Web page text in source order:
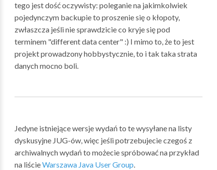
tego jest dość oczywisty: poleganie na jakimkolwiek
pojedynczym backupie to proszenie się o kłopoty,
zwłaszcza jeśli nie sprawdzicie co kryje się pod
terminem "different data center" :) I mimo to, że to jest
projekt prowadzony hobbystycznie, to i tak taka strata
danych mocno boli.
Jedyne istniejące wersje wydań to te wysyłane na listy
dyskusyjne JUG-ów, więc jeśli potrzebujecie czegoś z
archiwalnych wydań to możecie spróbować na przykład
na liścieWarszawa Java User Group.